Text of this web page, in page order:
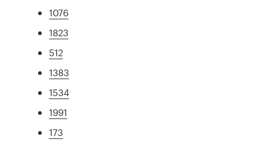
1076
1823
512
1383
1534
1991
173